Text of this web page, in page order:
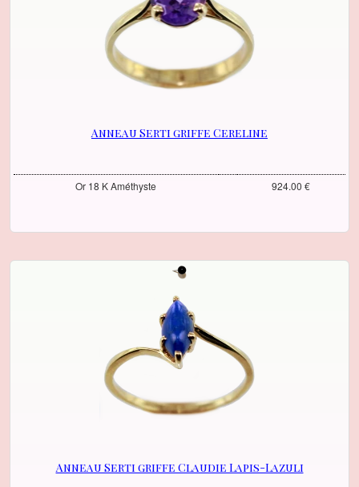
Anneau Serti griffe Cereline
Or 18 K Améthyste 924.00 €
Anneau Serti griffe Claudie Lapis-Lazuli